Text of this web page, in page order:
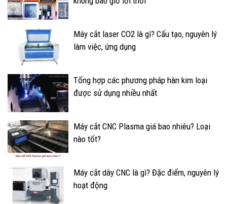
Máy cắt laser CO2 là gì? Cấu tạo, nguyên lý
làm việc, ứng dụng
Tổng hợp các phương pháp hàn kim loại
được sử dụng nhiều nhất
Máy cắt CNC Plasma giá bao nhiêu? Loại
nào tốt?
Máy cắt dây CNC là gì? Đặc điểm, nguyên lý
hoạt động